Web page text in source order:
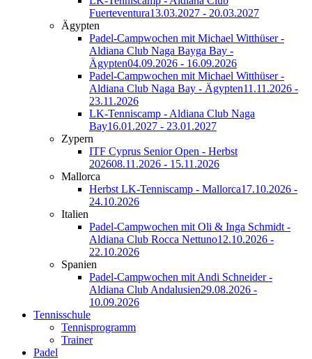
Fuerteventura13.03.2027 - 20.03.2027
Ägypten
Padel-Campwochen mit Michael Witthüser -
Aldiana Club Naga Bayga Bay -
Ägypten04.09.2026 - 16.09.2026
Padel-Campwochen mit Michael Witthüser -
Aldiana Club Naga Bay - Ägypten11.11.2026 -
23.11.2026
LK-Tenniscamp - Aldiana Club Naga
Bay16.01.2027 - 23.01.2027
Zypern
ITF Cyprus Senior Open - Herbst
202608.11.2026 - 15.11.2026
Mallorca
Herbst LK-Tenniscamp - Mallorca17.10.2026 -
24.10.2026
Italien
Padel-Campwochen mit Oli & Inga Schmidt -
Aldiana Club Rocca Nettuno12.10.2026 -
22.10.2026
Spanien
Padel-Campwochen mit Andi Schneider -
Aldiana Club Andalusien29.08.2026 -
10.09.2026
Tennisschule
Tennisprogramm
Trainer
Padel